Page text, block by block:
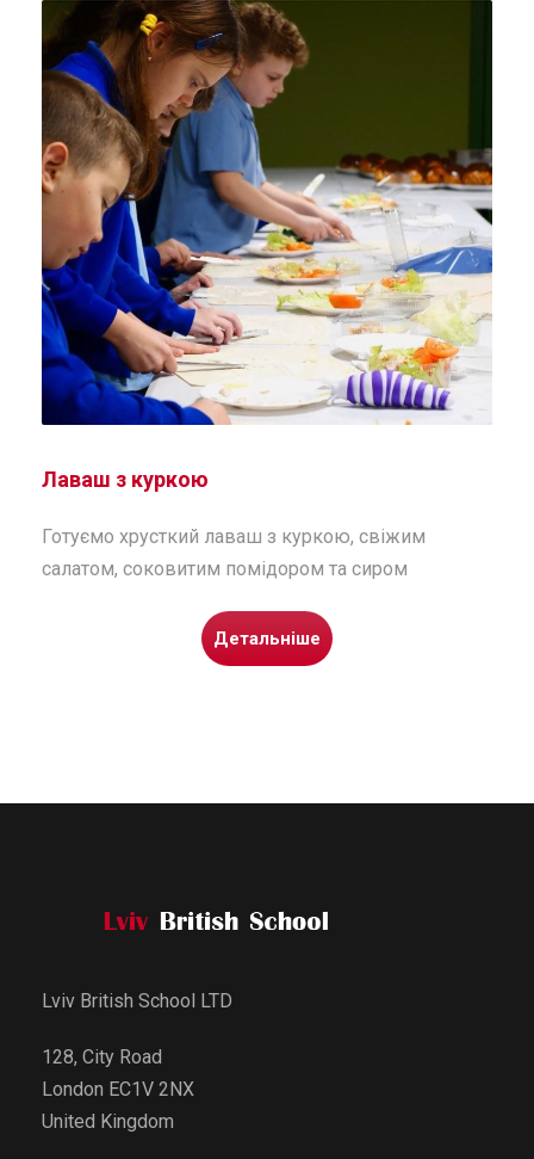
Лаваш з куркою
Готуємо хрусткий лаваш з куркою, свіжим
салатом, соковитим помідором та сиром
Детальніше
Lviv British School LTD
128, City Road
London EC1V 2NX
United Kingdom